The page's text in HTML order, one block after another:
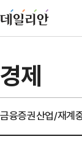
경제
금융증권산업/재계